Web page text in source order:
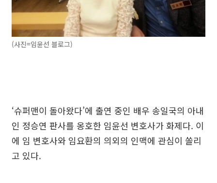
(사진=임윤선 블로그)
‘슈퍼맨이 돌아왔다’에 출연 중인 배우 송일국의 아내
인 정승연 판사를 옹호한 임윤선 변호사가 화제다. 이
에 임 변호사와 임요환의 의외의 인맥에 관심이 쏠리
고 있다.